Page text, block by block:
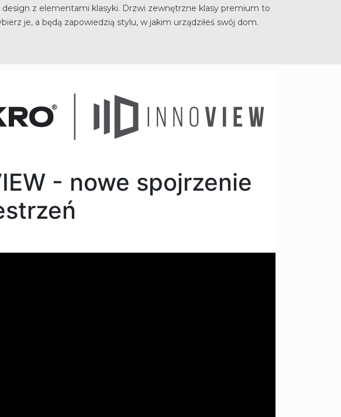
z elementami klasyki. Drzwi zewnętrzne klasy premium to
je, a będą zapowiedzią stylu, w jakim urządziłeś swój dom.